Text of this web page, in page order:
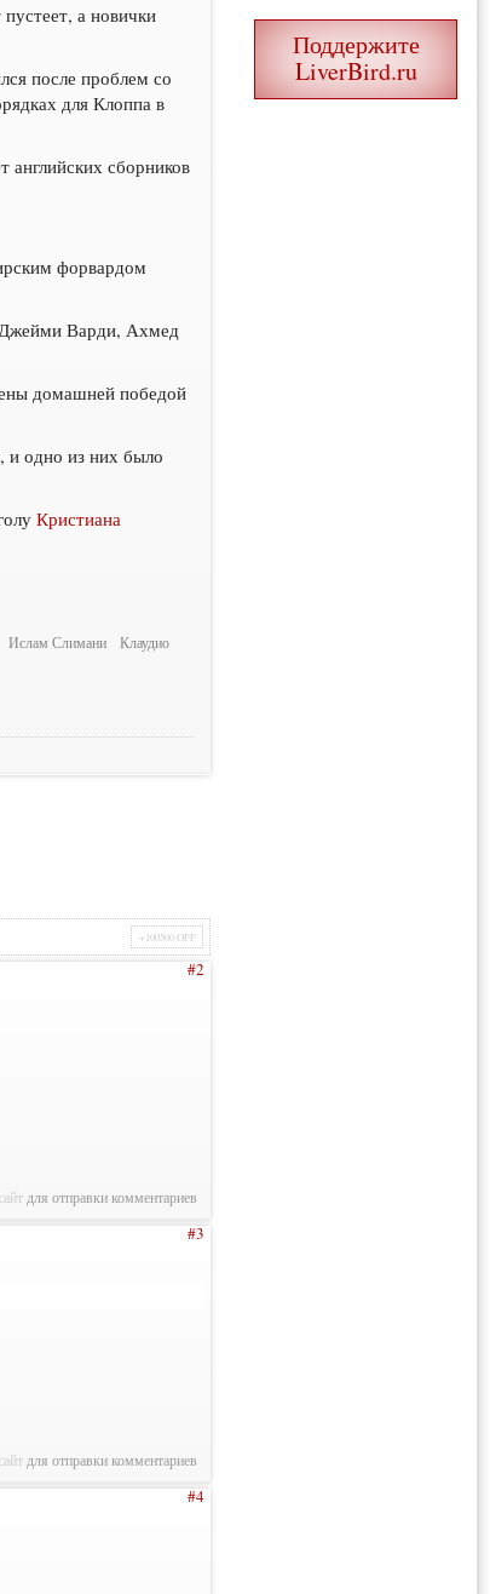
а новички
после проблем со
для Клоппа в
английских сборников
форвардом
Джейми Варди, Ахмед
домашней победой
и одно из них было
Кристиана
Ислам Слимани
Клаудио
+100500 OFF
#2
для отправки комментариев
#3
для отправки комментариев
#4
Поддержите
LiverBird.ru